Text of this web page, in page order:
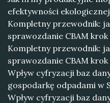
efektywności ekologicznej
Kompletny przewodnik:
sprawozdanie CBAM
Kompletny przewodnik:
sprawozdanie CBAM
Wpływ cyfryzacji baz
gospodarkę odpadami w
Wpływ cyfryzacji baz